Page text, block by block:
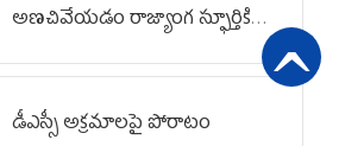
అణచివేయడం రాజ్యాంగ స్ఫూర్తికి
విరుద్ధం
డీఎస్సీ అక్రమాలపై పోరాటం